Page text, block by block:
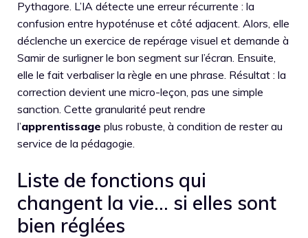
Pythagore. L’IA détecte une erreur récurrente : la
confusion entre hypoténuse et côté adjacent. Alors, elle
déclenche un exercice de repérage visuel et demande à
Samir de surligner le bon segment sur l’écran. Ensuite,
elle le fait verbaliser la règle en une phrase. Résultat : la
correction devient une micro-leçon, pas une simple
sanction. Cette granularité peut rendre
l’apprentissage plus robuste, à condition de rester au
service de la pédagogie.
Liste de fonctions qui
changent la vie… si elles sont
bien réglées